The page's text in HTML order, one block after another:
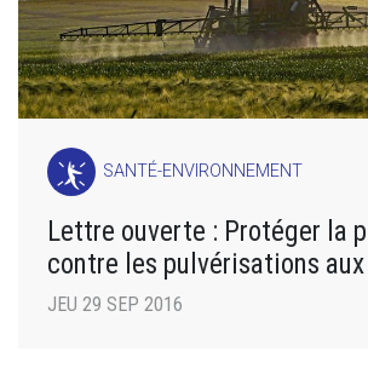
SANTÉ-ENVIRONNEMENT
Lettre ouverte : Protéger la
contre les pulvérisations
JEU 29 SEP 2016